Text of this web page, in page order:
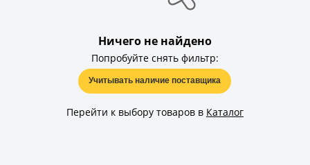
Ничего не найдено
Попробуйте снять фильтр:
Учитывать наличие поставщика
Перейти к выбору товаров в Каталог